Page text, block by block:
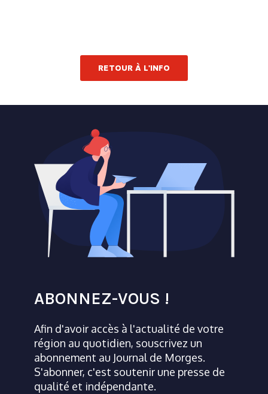
RETOUR À L'INFO
ABONNEZ-VOUS !
Afin d'avoir accès à l'actualité de votre
région au quotidien, souscrivez un
abonnement au Journal de Morges.
S'abonner, c'est soutenir une presse de
qualité et indépendante.